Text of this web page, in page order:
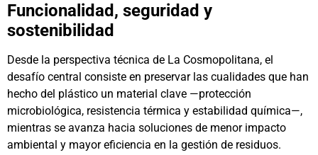
Funcionalidad, seguridad y
sostenibilidad
Desde la perspectiva técnica de La Cosmopolitana, el
desafío central consiste en preservar las cualidades que han
hecho del plástico un material clave —protección
microbiológica, resistencia térmica y estabilidad química—,
mientras se avanza hacia soluciones de menor impacto
ambiental y mayor eficiencia en la gestión de residuos.